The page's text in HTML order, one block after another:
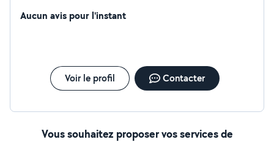
Aucun avis pour l'instant
Voir le profil Contacter
Vous souhaitez proposer vos services de